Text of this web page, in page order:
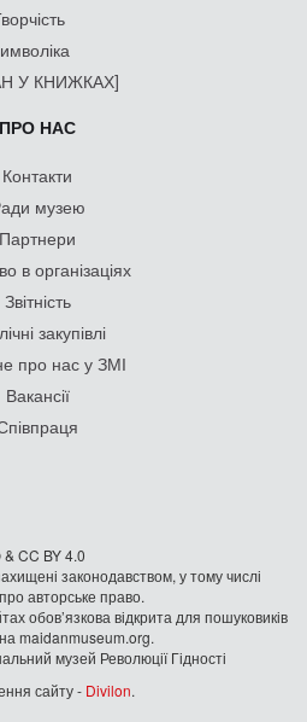
У КНИЖКАХ]
ПРО НАС
Контакти
музею
Партнери
в організаціях
Звітність
закупівлі
про нас у ЗМІ
Вакансії
CC BY 4.0
законодавством, у тому числі
авторське право.
обов’язкова відкрита для пошуковиків
maidanmuseum.org.
музей Революції Гідності
сайту - Divilon.